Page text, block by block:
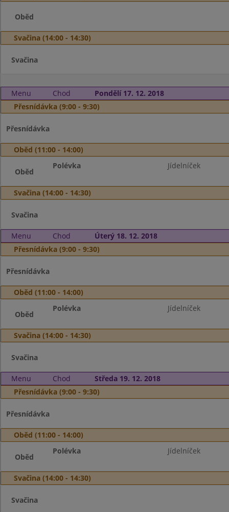
Oběd
Svačina (14:00 - 14:30)
Svačina
Menu Chod
Pondělí 17. 12. 2018
Přesnídávka (9:00 - 9:30)
Přesnídávka
Oběd (11:00 - 14:00)
Oběd
Polévka Jídelníček
Svačina (14:00 - 14:30)
Svačina
Menu Chod
Úterý 18. 12. 2018
Přesnídávka (9:00 - 9:30)
Přesnídávka
Oběd (11:00 - 14:00)
Oběd
Polévka Jídelníček
Svačina (14:00 - 14:30)
Svačina
Menu Chod
Středa 19. 12. 2018
Přesnídávka (9:00 - 9:30)
Přesnídávka
Oběd (11:00 - 14:00)
Oběd
Polévka Jídelníček
Svačina (14:00 - 14:30)
Svačina